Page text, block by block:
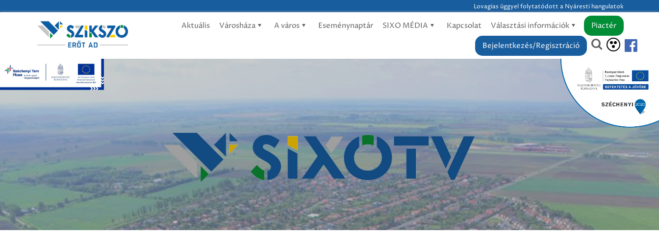
Lovagias üggyel folytatódott a Nyáresti hangulatok
Aktuális Városháza A város Eseménynaptár SIXO MÉDIA Kapcsolat Választási információk
Piactér
Bejelentkezés/Regisztráció